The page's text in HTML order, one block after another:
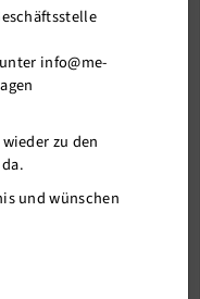
info@me-
zu den
und wünschen